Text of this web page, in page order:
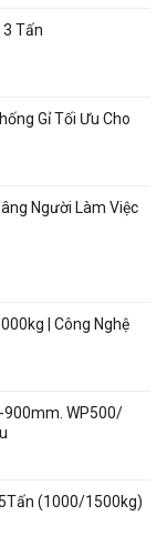
3 Tấn
Gỉ Tối Ưu Cho
Người Làm Việc
| Công Nghệ
900mm. WP500/
(1000/1500kg)